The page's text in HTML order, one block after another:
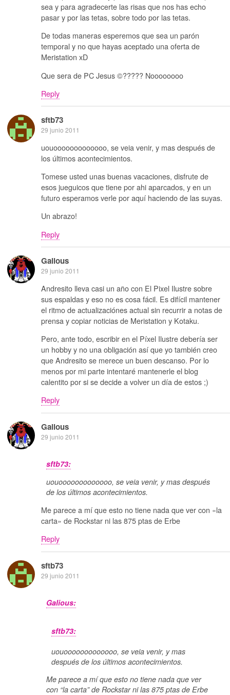
sea y para agradecerte las risas que nos has echo
pasar y por las tetas, sobre todo por las tetas.
De todas maneras esperemos que sea un parón
temporal y no que hayas aceptado una oferta de
Meristation xD
Que sera de PC Jesus ©????? Noooooooo
Reply
sftb73
29 junio 2011
uouooooooooooooo, se veia venir, y mas después de
los últimos acontecimientos.
Tomese usted unas buenas vacaciones, disfrute de
esos jueguicos que tiene por ahi aparcados, y en un
futuro esperamos verle por aquí haciendo de las suyas.
Un abrazo!
Reply
Galious
29 junio 2011
Andresito lleva casi un año con El Pixel Ilustre sobre
sus espaldas y eso no es cosa fácil. Es difícil mantener
el ritmo de actualizaciónes actual sin recurrir a notas de
prensa y copiar noticias de Meristation y Kotaku.
Pero, ante todo, escribir en el Píxel Ilustre debería ser
un hobby y no una obligación así que yo también creo
que Andresito se merece un buen descanso. Por lo
menos por mi parte intentaré mantenerle el blog
calentito por si se decide a volver un día de estos ;)
Reply
Galious
29 junio 2011
sftb73:
uouooooooooooooo, se veia venir, y mas después
de los últimos acontecimientos.
Me parece a mí que esto no tiene nada que ver con «la
carta» de Rockstar ni las 875 ptas de Erbe
Reply
sftb73
29 junio 2011
Galious:
sftb73:
uouooooooooooooo, se veia venir, y mas
después de los últimos acontecimientos.
Me parece a mí que esto no tiene nada que ver
con “la carta” de Rockstar ni las 875 ptas de Erbe